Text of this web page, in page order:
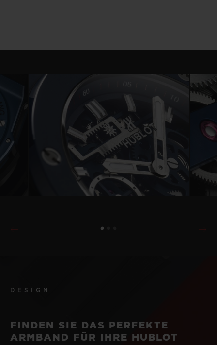
DESIGN
FINDEN SIE DAS PERFEKTE
ARMBAND FÜR IHRE HUBLOT